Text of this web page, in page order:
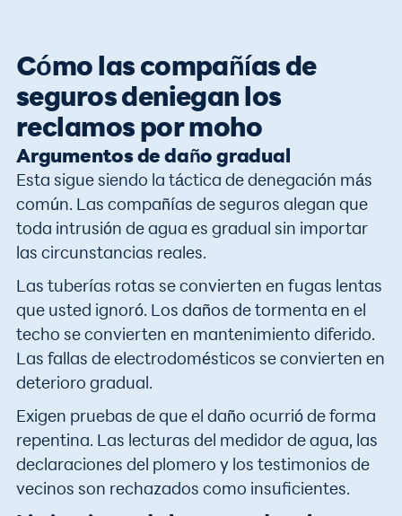
Cómo las compañías de
seguros deniegan los
reclamos por moho
Argumentos de daño gradual
Esta sigue siendo la táctica de denegación más
común. Las compañías de seguros alegan que
toda intrusión de agua es gradual sin importar
las circunstancias reales.
Las tuberías rotas se convierten en fugas lentas
que usted ignoró. Los daños de tormenta en el
techo se convierten en mantenimiento diferido.
Las fallas de electrodomésticos se convierten en
deterioro gradual.
Exigen pruebas de que el daño ocurrió de forma
repentina. Las lecturas del medidor de agua, las
declaraciones del plomero y los testimonios de
vecinos son rechazados como insuficientes.